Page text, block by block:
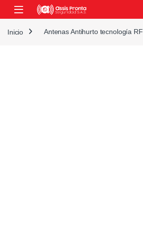
Skip to navigation
Skip to content
Inicio Antenas Antihurto tecnología RF